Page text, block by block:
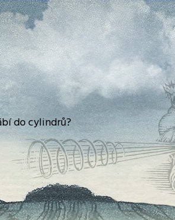
do cylindrů?